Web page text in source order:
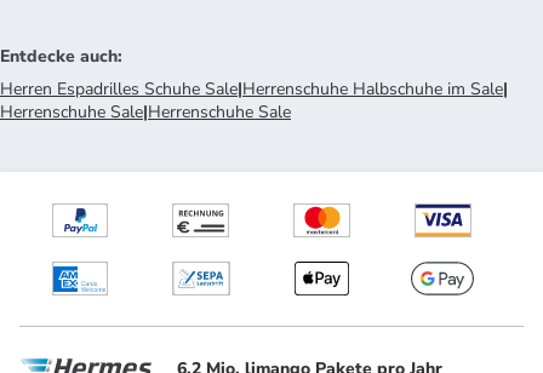
Entdecke auch:
Herren Espadrilles Schuhe Sale|Herrenschuhe Halbschuhe im Sale|
Herrenschuhe Sale|Herrenschuhe Sale